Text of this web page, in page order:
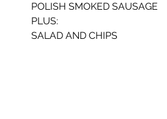
POLISH SMOKED SAUSAGE
PLUS:
SALAD AND CHIPS